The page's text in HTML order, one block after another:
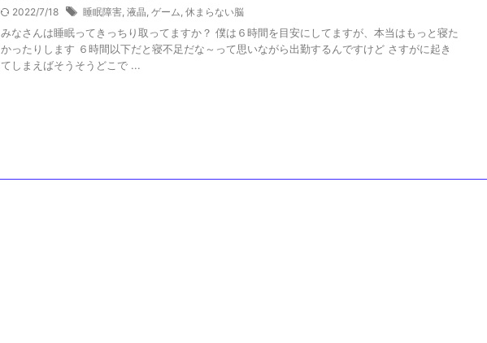
2022/7/18 睡眠障害 液晶 ゲーム 休まらない脳
みなさんは睡眠ってきっちり取ってますか？ 僕は６時間を目安にしてますが、本当はもっと寝た
かったりします ６時間以下だと寝不足だな～って思いながら出勤するんですけど さすがに起き
てしまえばそうそうどこで ...